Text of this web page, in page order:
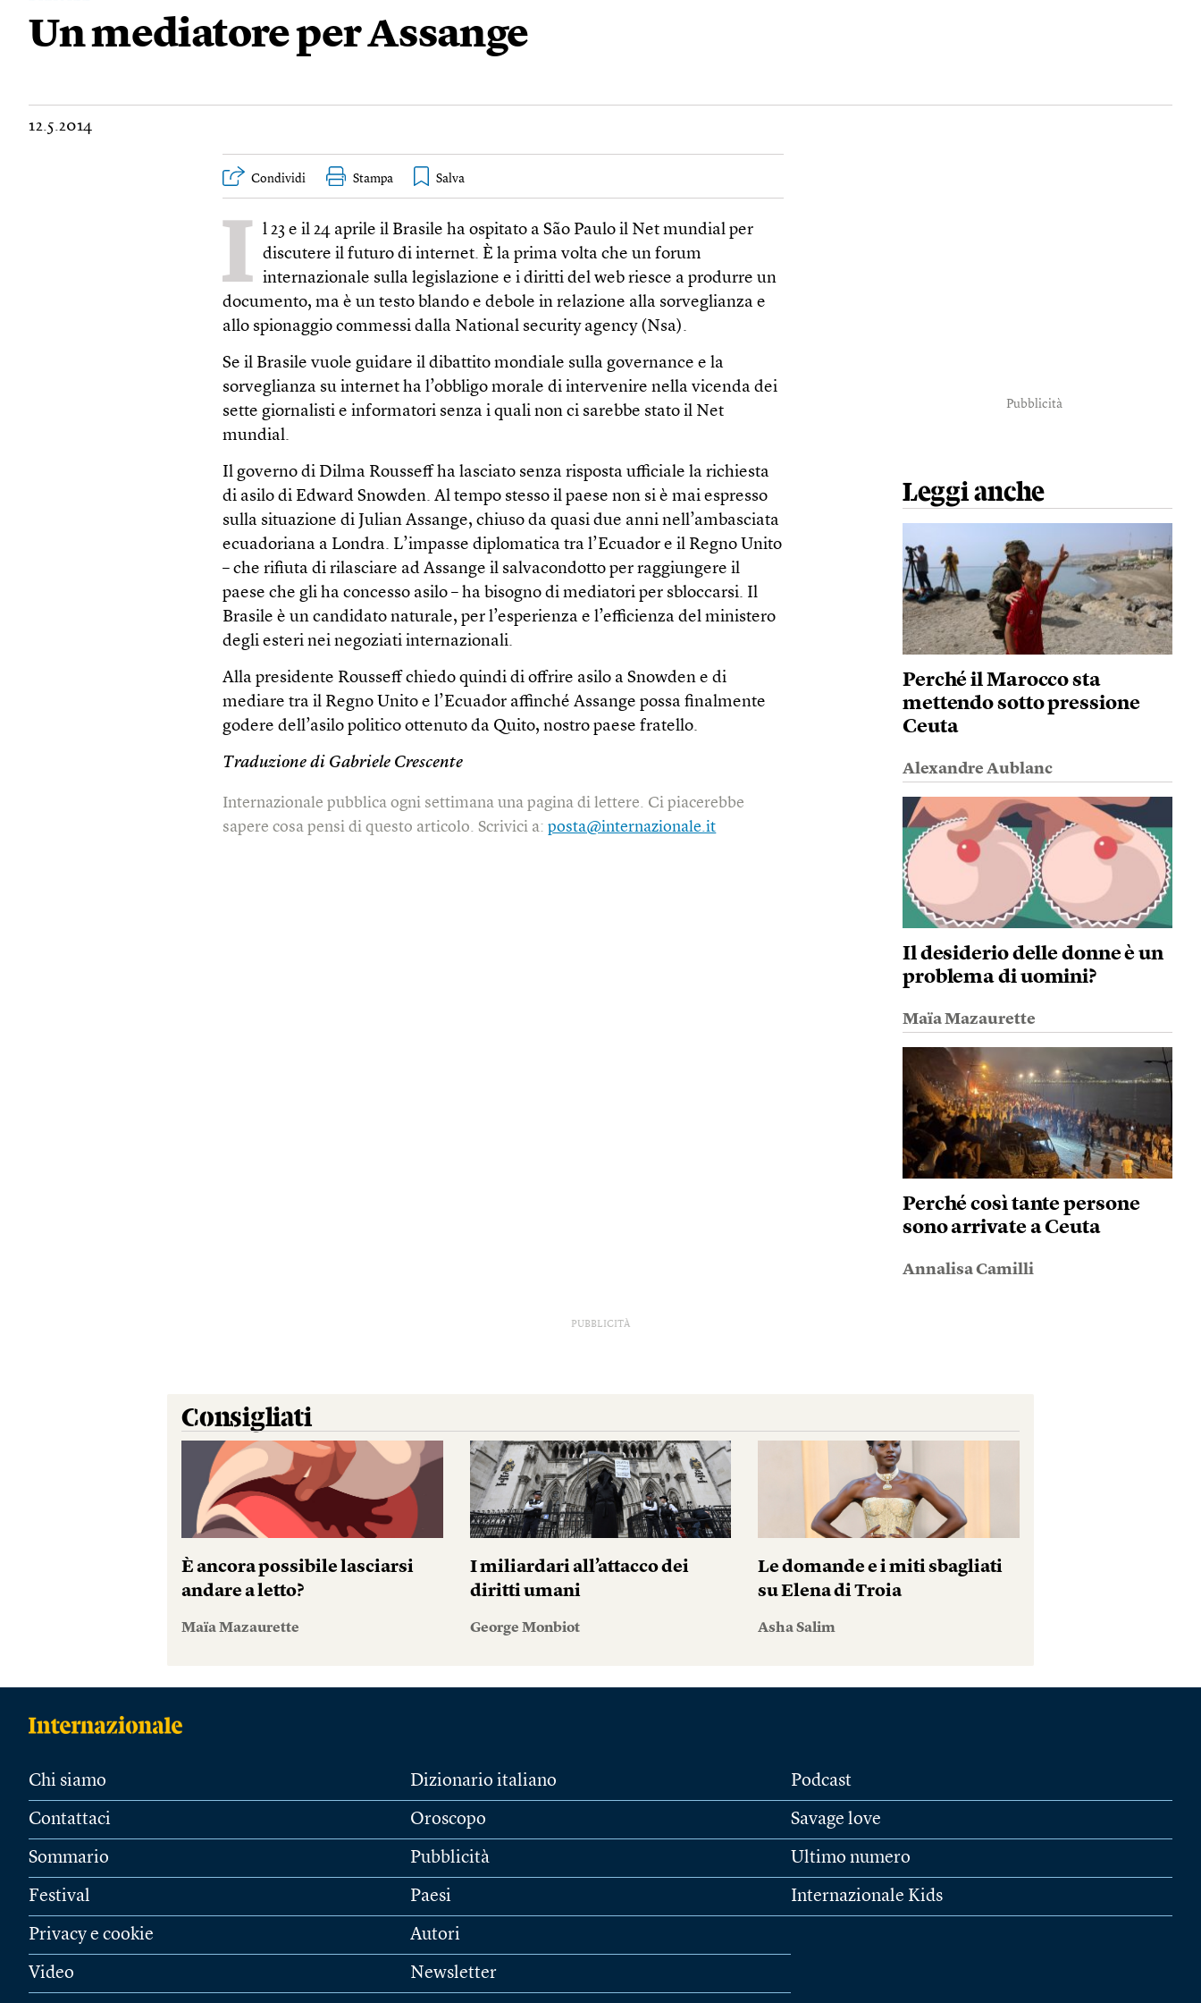
Un mediatore per Assange
12.5.2014
Condividi Stampa
I l 23 e il 24 aprile il Brasile ha ospitato a São Paulo il Net mundial per
discutere il futuro di internet. È la prima volta che un forum
internazionale sulla legislazione e i diritti del web riesce a produrre un
documento, ma è un testo blando e debole in relazione alla sorveglianza e
allo spionaggio commessi dalla National security agency (Nsa).
Se il Brasile vuole guidare il dibattito mondiale sulla governance e la
sorveglianza su internet ha l’obbligo morale di intervenire nella vicenda dei
sette giornalisti e informatori senza i quali non ci sarebbe stato il Net
mundial.
Il governo di Dilma Rousseff ha lasciato senza risposta ufficiale la richiesta
di asilo di Edward Snowden. Al tempo stesso il paese non si è mai espresso
sulla situazione di Julian Assange, chiuso da quasi due anni nell’ambasciata
ecuadoriana a Londra. L’impasse diplomatica tra l’Ecuador e il Regno Unito
– che rifiuta di rilasciare ad Assange il salvacondotto per raggiungere il
paese che gli ha concesso asilo – ha bisogno di mediatori per sbloccarsi. Il
Brasile è un candidato naturale, per l’esperienza e l’efficienza del ministero
degli esteri nei negoziati internazionali.
Alla presidente Rousseff chiedo quindi di offrire asilo a Snowden e di
mediare tra il Regno Unito e l’Ecuador affinché Assange possa finalmente
godere dell’asilo politico ottenuto da Quito, nostro paese fratello.
Traduzione di Gabriele Crescente
Internazionale pubblica ogni settimana una pagina di lettere. Ci piacerebbe
sapere cosa pensi di questo articolo. Scrivici a:posta@internazionale.it
Pubblicità
Leggi anche
Perché il Marocco sta
mettendo sotto pressione
Ceuta
Alexandre Aublanc
Il desiderio delle donne è un
problema di uomini?
Maïa Mazaurette
Perché così tante persone
sono arrivate a Ceuta
Annalisa Camilli
PUBBLICITÀ
Consigliati
È ancora possibile lasciarsi
andare a letto?
Maïa Mazaurette
I miliardari all’attacco dei
diritti umani
George Monbiot
Le domande e i miti sbagliati
su Elena di Troia
Asha Salim
Chi siamo
Contattaci
Sommario
Festival
Privacy e cookie
Video
Dizionario italiano
Oroscopo
Pubblicità
Paesi
Autori
Newsletter
Podcast
Savage love
Ultimo numero
Internazionale Kids